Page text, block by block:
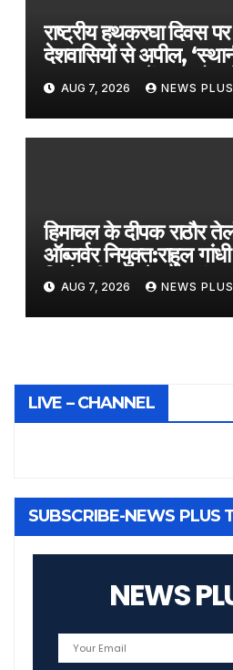
राष्ट्रीय हथकरघा दिवस पर
देशवासियों से अपील,
‘GRWM’ ट्रेंड फॉलो
7, 2026 at 2:39 am
AUG 7, 2026 NEWS
हिमाचल के दीपक राठौर
ऑब्जर्वर नियुक्त:राहुल
जिम्मेदारी, कांग्रेस के
के तहत तैनाती
AUG 7, 2026 NEWS
LIVE – CHANNEL
SUBSCRIBE-NEWS PLUS
NEWS